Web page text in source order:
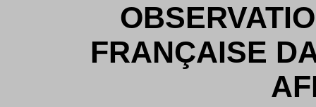
FRANÇAISE